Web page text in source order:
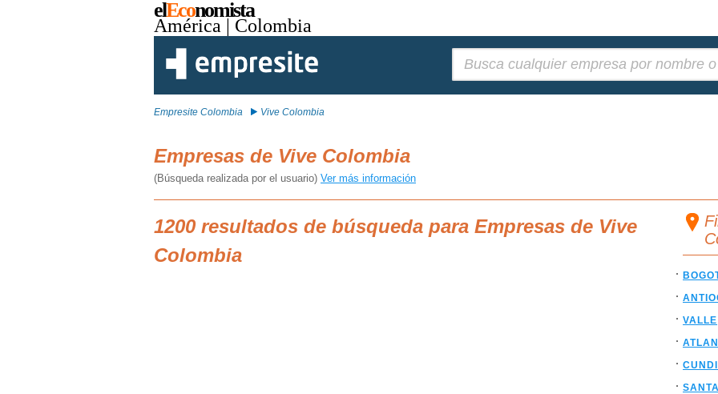
elEconomista
América | Colombia
Empresite Colombia Vive Colombia
Empresas de Vive Colombia
(Búsqueda realizada por el usuario) Ver más información
1200 resultados de búsqueda para Empresas de Vive
Colombia
VALLE